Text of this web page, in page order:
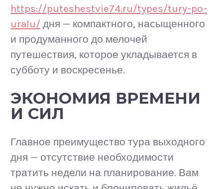
https://puteshestvie74.ru/types/tury-po-
uralu/ дня — компактного, насыщенного
и продуманного до мелочей
путешествия, которое укладывается в
субботу и воскресенье.
ЭКОНОМИЯ ВРЕМЕНИ
И СИЛ
Главное преимущество тура выходного
дня — отсутствие необходимости
тратить недели на планирование. Вам